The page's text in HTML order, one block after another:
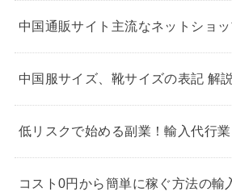
中国通販サイト主流なネットショ
中国服サイズ、靴サイズの表記 解
低リスクで始める副業！輸入代行
コスト0円から簡単に稼ぐ方法の輸